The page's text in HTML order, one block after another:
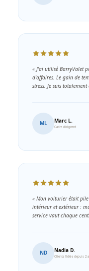
« J'ai utilisé BarryValet
d'affaires. Le gain de
stress. Je suis
ML Marc L.
Cadre dirigeant
« Mon voiturier était
intérieur et extérieur :
service vaut chaque
ND Nadia D.
Cliente fidèle depuis 2